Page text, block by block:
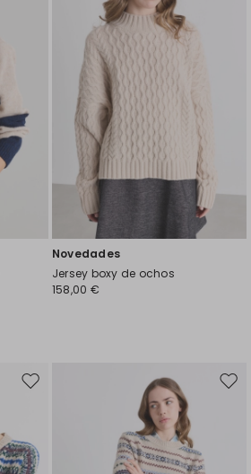
Novedades
Jersey boxy de ochos
158,00 €
Mover